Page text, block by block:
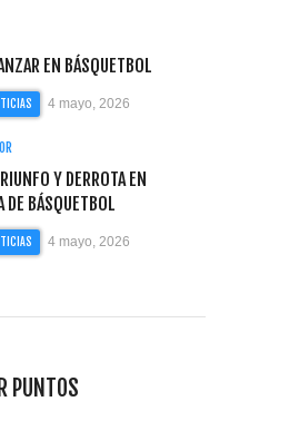
EN BÁSQUETBOL
4 mayo, 2026
Y DERROTA EN
DE BÁSQUETBOL
4 mayo, 2026
PUNTOS